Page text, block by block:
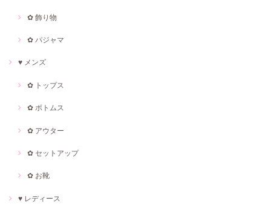
✿ 飾り物
✿ パジャマ
♥ メンズ
✿ トップス
✿ ボトムス
✿ アウター
✿ セットアップ
✿ お靴
♥ レディース